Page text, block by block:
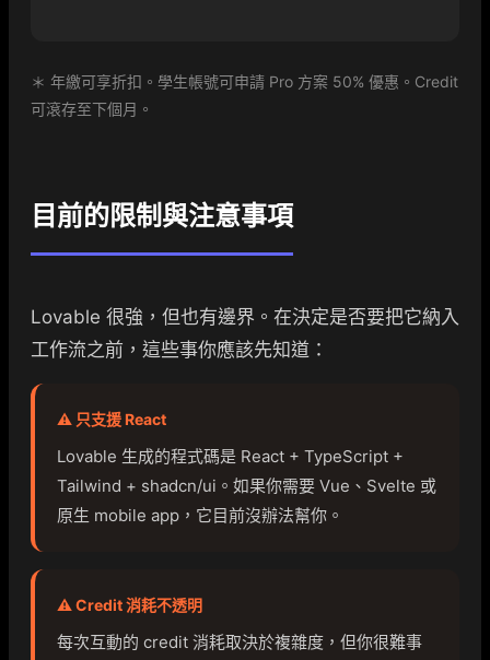
＊ 年繳可享折扣。學生帳號可申請 Pro 方案 50% 優惠。Credit
可滾存至下個月。
目前的限制與注意事項
Lovable 很強，但也有邊界。在決定是否要把它納入
工作流之前，這些事你應該先知道：
⚠️ 只支援 React
Lovable 生成的程式碼是 React + TypeScript +
Tailwind + shadcn/ui。如果你需要 Vue、Svelte 或
原生 mobile app，它目前沒辦法幫你。
⚠️ Credit 消耗不透明
每次互動的 credit 消耗取決於複雜度，但你很難事